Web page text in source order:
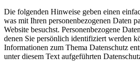
Die folgenden Hinweise geben einen
was mit Ihren personenbezogenen Daten
Website besuchst. Personenbezogene
denen Sie persönlich identifiziert werden
Informationen zum Thema Datenschutz
unter diesem Text aufgeführten